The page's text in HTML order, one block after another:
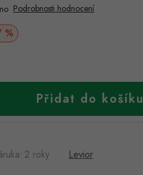
Podrobnosti hodnocení
%
Přidat do košíku
: 2 roky Levior